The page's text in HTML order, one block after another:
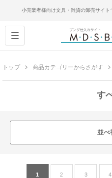
小売業者様向け文具・雑貨の卸売サイト
トップ 商品カテゴリーからさがす
す
並べ
1 2 3 4